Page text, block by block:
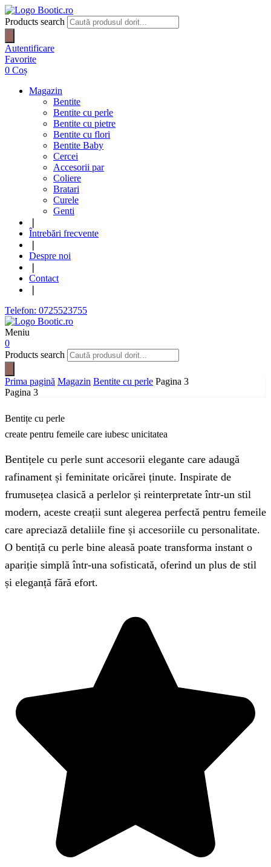
Products search
Autentificare
Favorite
0 Coș
Magazin
Bentite
Bentite cu perle
Bentite cu pietre
Bentite cu flori
Bentite Baby
Cercei
Accesorii par
Coliere
Bratari
Curele
Genti
Întrebări frecvente
Despre noi
Contact
Telefon: 0725523755
Meniu
0
Products search
Prima pagină Magazin Bentite cu perle Pagina 3
Pagina 3
Bentițe cu perle
create pentru femeile care iubesc unicitatea
Bentițele cu perle sunt accesorii elegante care adaugă
rafinament și feminitate oricărei ținute. Inspirate de
frumusețea clasică a perlelor și reinterpretate într-un stil
modern, aceste creații sunt alegerea perfectă pentru femeile
care apreciază detaliile fine și accesoriile cu personalitate.
O bentiță cu perle bine aleasă poate transforma instant o
apariție simplă într-una sofisticată, oferind un plus de stil
și eleganță fără efort.